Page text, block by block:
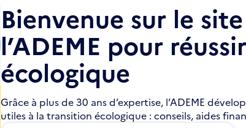
Bienvenue sur le
l’ADEME pour
écologique
Grâce à plus de 30 ans d’expertise, l’ADEME
utiles à la transition écologique : conseils, aides